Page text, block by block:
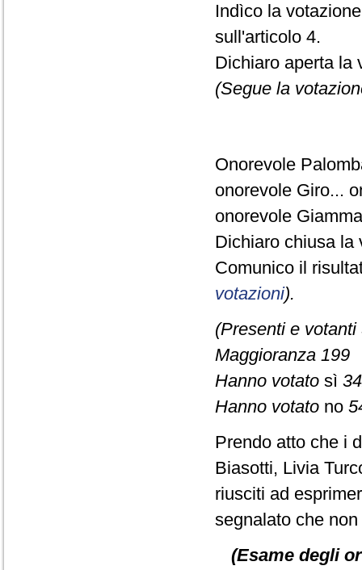
Indìco la
sull'articolo 4.
Dichiaro aperta la
(Segue la
Onorevole
onorevole Giro...
onorevole
Dichiaro chiusa la
Comunico il
votazioni).
(Presenti e votanti
Maggioranza 199
Hanno votato sì
Hanno votato no
Prendo atto che i
Biasotti, Livia
riusciti ad
segnalato che
(Esame degli